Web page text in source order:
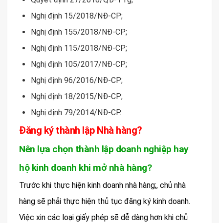
Nghị định 15/2018/NĐ-CP;
Nghị định 155/2018/NĐ-CP;
Nghị định 115/2018/NĐ-CP;
Nghị định 105/2017/NĐ-CP;
Nghị định 96/2016/NĐ-CP;
Nghị định 18/2015/NĐ-CP;
Nghị định 79/2014/NĐ-CP.
Đăng ký thành lập Nhà hàng?
Nên lựa chọn thành lập doanh nghiệp hay
hộ kinh doanh khi mở nhà hàng?
Trước khi thực hiện kinh doanh nhà hàng;, chủ nhà
hàng sẽ phải thực hiện thủ tục đăng ký kinh doanh.
Việc xin các loại giấy phép sẽ dễ dàng hơn khi chủ